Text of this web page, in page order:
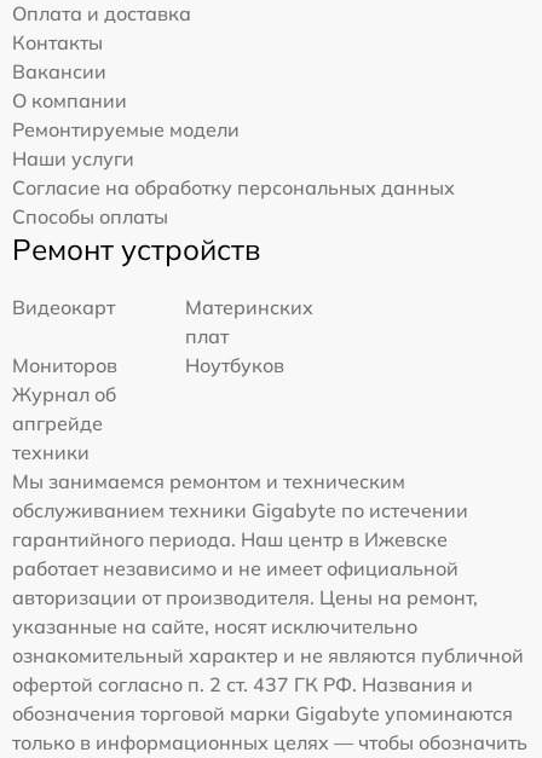
Оплата и доставка
Контакты
Вакансии
О компании
Ремонтируемые модели
Наши услуги
Согласие на обработку персональных данных
Способы оплаты
Ремонт устройств
Видеокарт
Материнских
плат
Мониторов
Ноутбуков
Журнал об
апгрейде
техники
Мы занимаемся ремонтом и техническим
обслуживанием техники Gigabyte по истечении
гарантийного периода. Наш центр в Ижевске
работает независимо и не имеет официальной
авторизации от производителя. Цены на ремонт,
указанные на сайте, носят исключительно
ознакомительный характер и не являются публичной
офертой согласно п. 2 ст. 437 ГК РФ. Названия и
обозначения торговой марки Gigabyte упоминаются
только в информационных целях — чтобы обозначить